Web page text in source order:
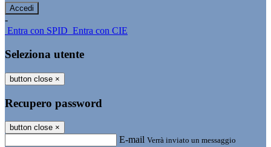
-
Entra con SPID Entra con CIE
Seleziona utente
button close ×
Recupero password
button close ×
E-mail Verrà inviato un messaggio